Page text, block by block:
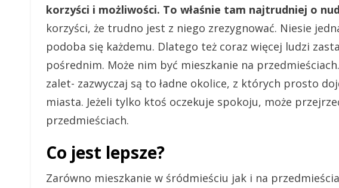
korzyści i możliwości. To właśnie tam najtrudniej o
korzyści, że trudno jest z niego zrezygnować. Niesie
podoba się każdemu. Dlatego też coraz więcej ludzi
pośrednim. Może nim być mieszkanie na
zalet- zazwyczaj są to ładne okolice, z których prosto
miasta. Jeżeli tylko ktoś oczekuje spokoju, może
przedmieściach.
Co jest lepsze?
Zarówno mieszkanie w śródmieściu jak i na